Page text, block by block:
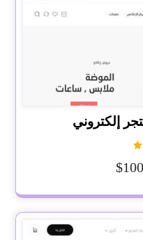
إلكتروني
$